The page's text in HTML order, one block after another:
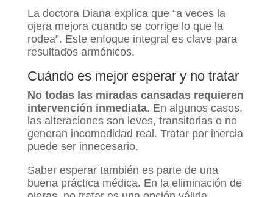
La doctora Diana explica que “a veces la
ojera mejora cuando se corrige lo que la
rodea”. Este enfoque integral es clave para
resultados armónicos.
Cuándo es mejor esperar y no tratar
No todas las miradas cansadas requieren
intervención inmediata. En algunos casos,
las alteraciones son leves, transitorias o no
generan incomodidad real. Tratar por inercia
puede ser innecesario.
Saber esperar también es parte de una
buena práctica médica. En la eliminación de